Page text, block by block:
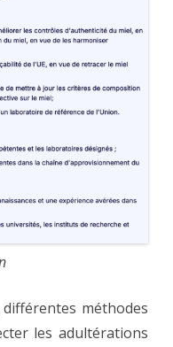
méthodes
les adultérations